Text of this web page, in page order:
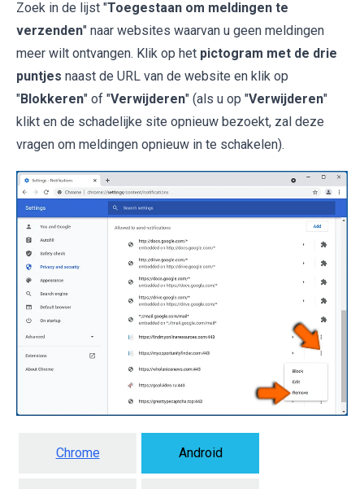
Zoek in de lijst "Toegestaan om meldingen te
verzenden" naar websites waarvan u geen meldingen
meer wilt ontvangen. Klik op het pictogram met de drie
puntjes naast de URL van de website en klik op
"Blokkeren" of "Verwijderen" (als u op "Verwijderen"
klikt en de schadelijke site opnieuw bezoekt, zal deze
vragen om meldingen opnieuw in te schakelen).
Chrome Android